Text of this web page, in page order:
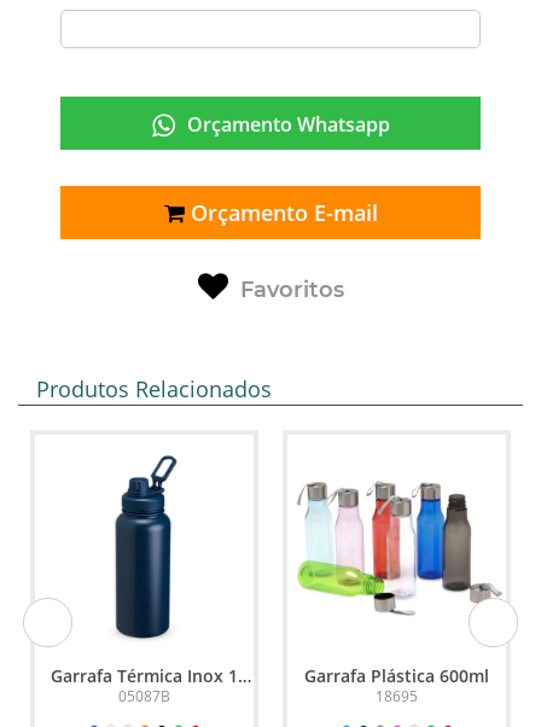
Orçamento Whatsapp
Orçamento E-mail
Favoritos
Produtos Relacionados
Garrafa Térmica Inox 1
Litro
05087B
Garrafa Plástica 600ml
18695